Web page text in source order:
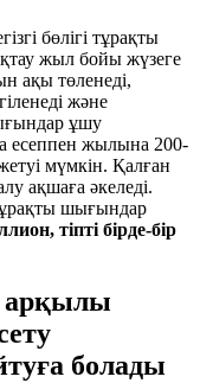
бөлігі тұрақты
жыл бойы жүзеге
ақы төленеді,
және
ұшу
есеппен жылына 200-
мүмкін. Қалған
ақшаға әкеледі.
шығындар
тіпті бірде-бір
арқылы
болады